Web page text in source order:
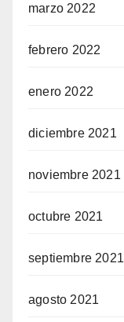
marzo 2022
febrero 2022
enero 2022
diciembre 2021
noviembre 2021
octubre 2021
septiembre 2021
agosto 2021